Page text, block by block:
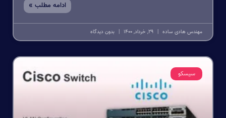
ادامه مطلب »
مهندس هادی ساده بدون دیدگاه
سیسکو